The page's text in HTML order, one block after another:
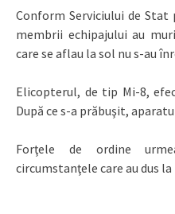
Conform Serviciului de
membrii echipajului au
care se aflau la sol nu s-au
Elicopterul, de tip Mi-8,
După ce s-a prăbuşit,
Forţele de ordine
circumstanţele care au dus